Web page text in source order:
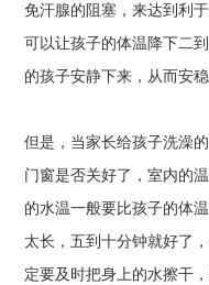
免汗腺的阻塞，来达到利
可以让孩子的体温降下二
的孩子安静下来，从而安稳
但是，当家长给孩子洗澡
门窗是否关好了，室内的
的水温一般要比孩子的体
太长，五到十分钟就好了
定要及时把身上的水擦干